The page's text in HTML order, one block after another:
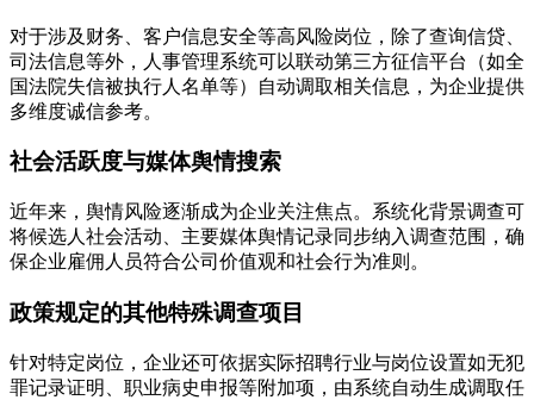
对于涉及财务、客户信息安全等高风险岗位，除了查询信贷、
司法信息等外，人事管理系统可以联动第三方征信平台（如全
国法院失信被执行人名单等）自动调取相关信息，为企业提供
多维度诚信参考。
社会活跃度与媒体舆情搜索
近年来，舆情风险逐渐成为企业关注焦点。系统化背景调查可
将候选人社会活动、主要媒体舆情记录同步纳入调查范围，确
保企业雇佣人员符合公司价值观和社会行为准则。
政策规定的其他特殊调查项目
针对特定岗位，企业还可依据实际招聘行业与岗位设置如无犯
罪记录证明、职业病史申报等附加项，由系统自动生成调取任